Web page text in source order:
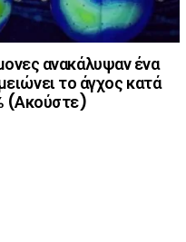
ανακάλυψαν ένα
το άγχος κατά
(Ακούστε)